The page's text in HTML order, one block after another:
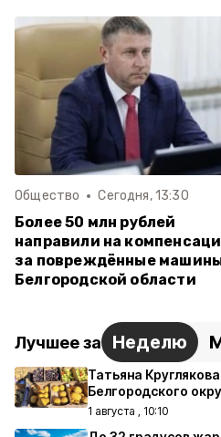
Общество Сегодня, 13:30
Более 50 млн рублей
направили на
за повреждённые
Белгородской области
Лучшее за Неделю
Татьяна
Белгородского
1 августа , 10:10